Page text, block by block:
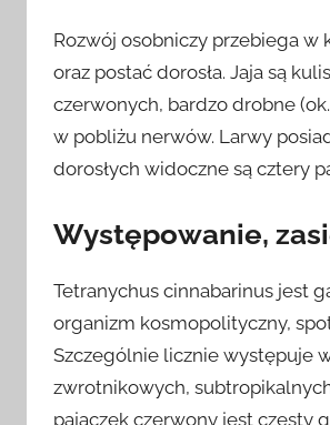
Rozwój osobniczy przebiega
oraz postać dorosła. Jaja są
czerwonych, bardzo drobne
w pobliżu nerwów. Larwy
dorosłych widoczne są cztery
Występowanie,
Tetranychus cinnabarinus jest
organizm kosmopolityczny,
Szczególnie licznie występuje
zwrotnikowych,
pajączek czerwony jest częsty